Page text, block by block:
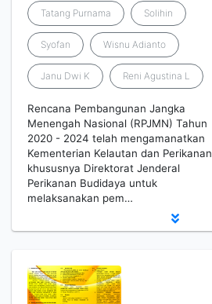
Tatang Purnama Solihin
Syofan Wisnu Adianto
Janu Dwi K Reni Agustina L
Rencana Pembangunan Jangka
Menengah Nasional (RPJMN) Tahun
2020 - 2024 telah mengamanatkan
Kementerian Kelautan dan Perikanan
khususnya Direktorat Jenderal
Perikanan Budidaya untuk
melaksanakan pem…